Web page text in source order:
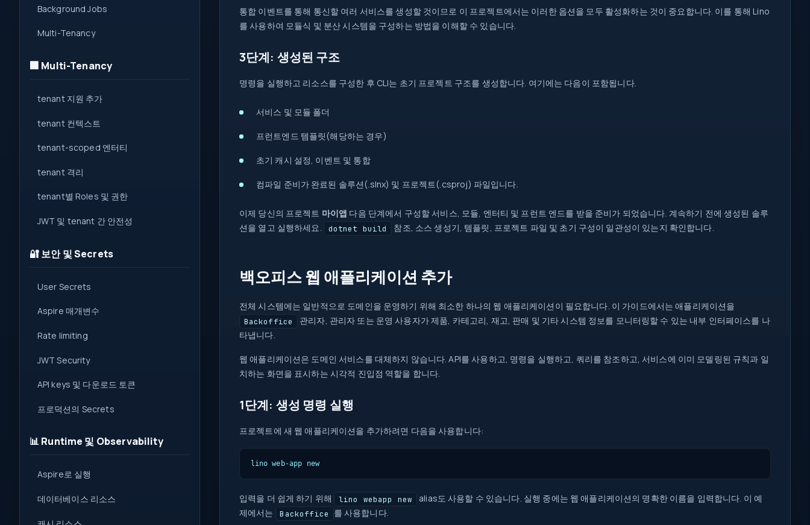
Background Jobs
Multi-Tenancy
🏢 Multi-Tenancy
tenant 지원 추가
tenant 컨텍스트
tenant-scoped 엔터티
tenant 격리
tenant별 Roles 및 권한
JWT 및 tenant 간 안전성
🔐 보안 및 Secrets
User Secrets
Aspire 매개변수
Rate limiting
JWT Security
API keys 및 다운로드 토큰
프로덕션의 Secrets
📊 Runtime 및 Observability
Aspire로 실행
데이터베이스 리소스
통합 이벤트를 통해 통신할 여러 서비스를 생성할 것이므로 이 프로젝트에서는 이러한 옵션을 모두 활성화하는 것이 중요합니다. 이를 통해 Lino
를 사용하여 모듈식 및 분산 시스템을 구성하는 방법을 이해할 수 있습니다.
3단계: 생성된 구조
명령을 실행하고 리소스를 구성한 후 CLI는 초기 프로젝트 구조를 생성합니다. 여기에는 다음이 포함됩니다.
서비스 및 모듈 폴더
프런트엔드 템플릿(해당하는 경우)
초기 캐시 설정, 이벤트 및 통합
컴파일 준비가 완료된 솔루션(.slnx) 및 프로젝트(.csproj) 파일입니다.
이제 당신의 프로젝트 마이앱 다음 단계에서 구성할 서비스, 모듈, 엔터티 및 프런트 엔드를 받을 준비가 되었습니다. 계속하기 전에 생성된 솔루
션을 열고 실행하세요.
dotnet build 참조, 소스 생성기, 템플릿, 프로젝트 파일 및 초기 구성이 일관성이 있는지 확인합니다.
백오피스 웹 애플리케이션 추가
전체 시스템에는 일반적으로 도메인을 운영하기 위해 최소한 하나의 웹 애플리케이션이 필요합니다. 이 가이드에서는 애플리케이션을
Backoffice
관리자, 관리자 또는 운영 사용자가 제품, 카테고리, 재고, 판매 및 기타 시스템 정보를 모니터링할 수 있는 내부 인터페이스를 나
타냅니다.
웹 애플리케이션은 도메인 서비스를 대체하지 않습니다. API를 사용하고, 명령을 실행하고, 쿼리를 참조하고, 서비스에 이미 모델링된 규칙과 일
치하는 화면을 표시하는 시각적 진입점 역할을 합니다.
1단계: 생성 명령 실행
프로젝트에 새 웹 애플리케이션을 추가하려면 다음을 사용합니다:
lino web-app new
입력을 더 쉽게 하기 위해 lino webapp new
alias도 사용할 수 있습니다. 실행 중에는 웹 애플리케이션의 명확한 이름을 입력합니다. 이 예
제에서는
Backoffice 를 사용합니다.